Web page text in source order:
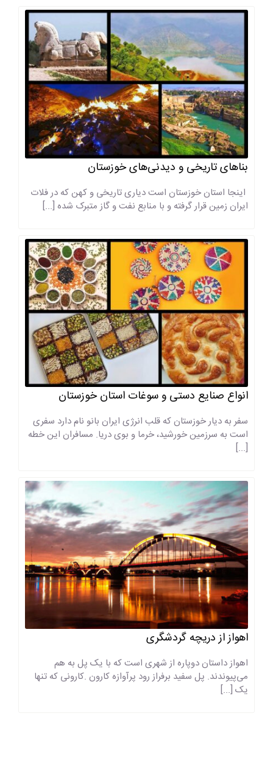
بناهای تاریخی و دیدنی‌های خوزستان
اینجا استان خوزستان است دیاری تاریخی و کهن که در فلات
ایران زمین قرار گرفته و با منابع نفت و گاز متبرک شده [...]
انواع صنایع دستی و سوغات استان خوزستان
سفر به دیار خوزستان که قلب انرژی ایران بانو نام دارد سفری
است به سرزمین خورشید، خرما و بوی دریا. مسافران این خطه
[...]
اهواز از دریچه گردشگری
اهواز داستان دوپاره از شهری است که با یک پل به هم
می‌پیوندند. پل سفید برفراز رود پرآوازه کارون .کارونی که تنها
یک [...]